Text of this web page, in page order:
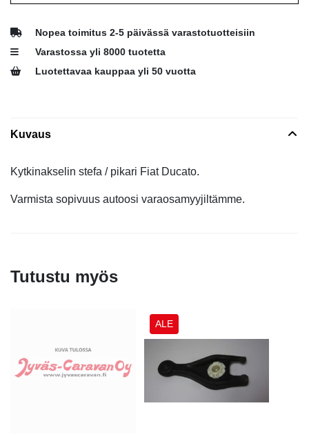
Nopea toimitus 2-5 päivässä varastotuotteisiin
Varastossa yli 8000 tuotetta
Luotettavaa kauppaa yli 50 vuotta
Kuvaus
Kytkinakselin stefa / pikari Fiat Ducato.
Varmista sopivuus autoosi varaosamyyjiltämme.
Tutustu myös
ALE